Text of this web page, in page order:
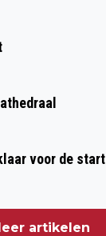
voor de start
artikelen